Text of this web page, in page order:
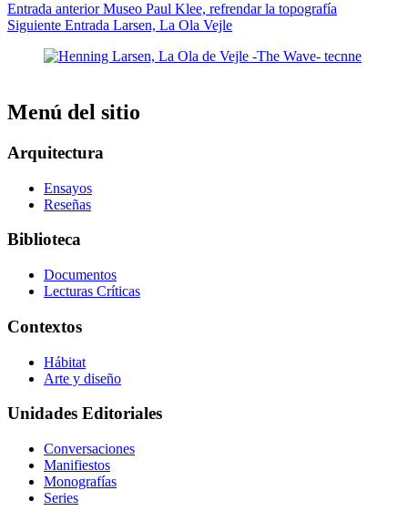
Entrada anteriorMuseo Paul Klee, refrendar la topografía
Siguiente Entrada Larsen, La Ola Vejle
Menú del sitio
Arquitectura
Ensayos
Reseñas
Biblioteca
Documentos
Lecturas Críticas
Contextos
Hábitat
Arte y diseño
Unidades Editoriales
Conversaciones
Manifiestos
Monografías
Series